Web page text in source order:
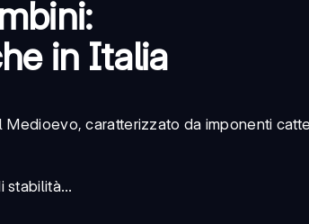
in Italia
caratterizzato da imponenti
stabilità...